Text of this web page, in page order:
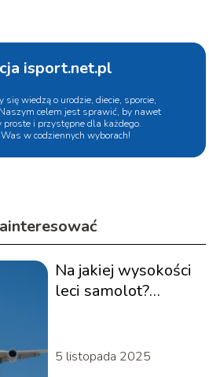
isport.net.pl
wiedzą o urodzie, diecie, sporcie,
celem jest sprawić, by nawet
proste i przystępne dla każdego.
w codziennych wyborach!
Na jakiej wysokości
leci samolot?
5 listopada 2025